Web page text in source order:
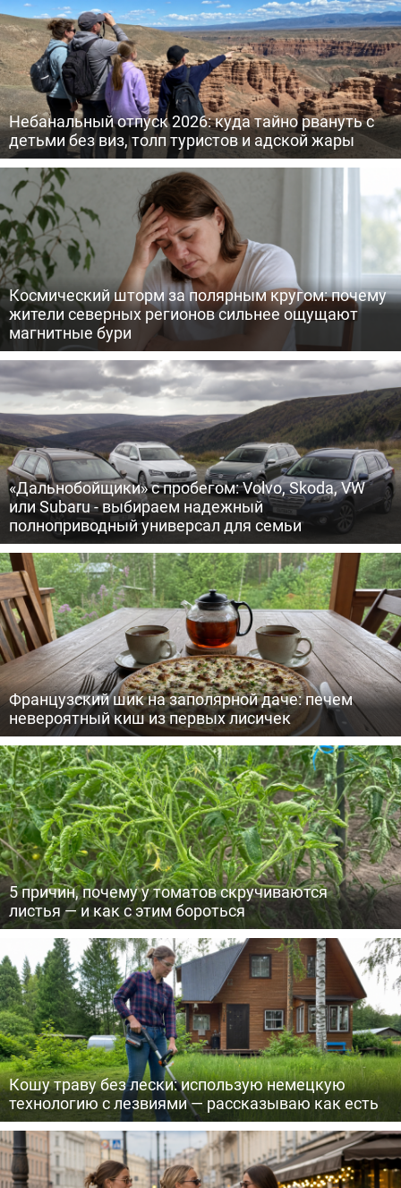
Небанальный отпуск 2026: куда тайно рвануть с
детьми без виз, толп туристов и адской жары
Космический шторм за полярным кругом: почему
жители северных регионов сильнее ощущают
магнитные бури
«Дальнобойщики» с пробегом: Volvo, Skoda, VW
или Subaru - выбираем надежный
полноприводный универсал для семьи
Французский шик на заполярной даче: печем
невероятный киш из первых лисичек
5 причин, почему у томатов скручиваются
листья — и как с этим бороться
Кошу траву без лески: использую немецкую
технологию с лезвиями — рассказываю как есть